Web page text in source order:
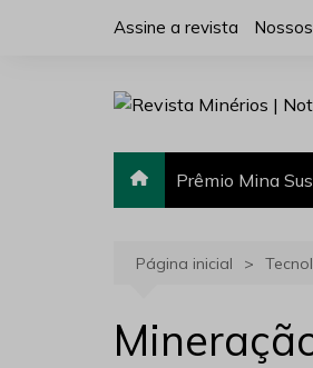
Assine a revista
Prêmio Mina
Página inicial